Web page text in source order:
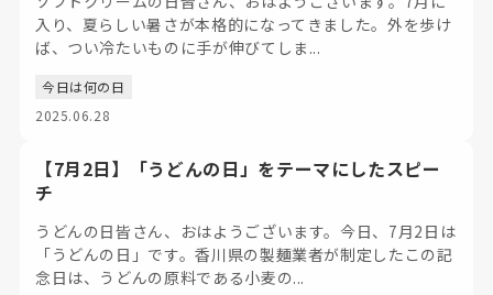
入り、夏らしい暑さが本格的になってきました。外を歩け
ば、つい冷たいものに手が伸びてしま...
今日は何の日
2025.06.28
【7月2日】「うどんの日」をテーマにしたスピー
チ
うどんの日皆さん、おはようございます。今日、7月2日は
「うどんの日」です。香川県の製麺業者が制定したこの記
念日は、うどんの原料である小麦の...